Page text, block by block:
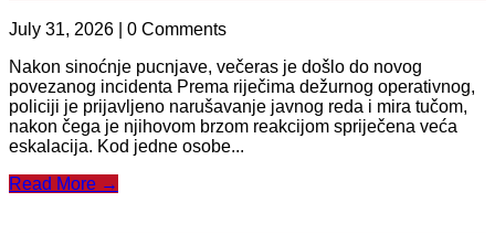
July 31, 2026 | 0 Comments
Nakon sinoćnje pucnjave, večeras je došlo do novog
povezanog incidenta Prema riječima dežurnog operativnog,
policiji je prijavljeno narušavanje javnog reda i mira tučom,
nakon čega je njihovom brzom reakcijom spriječena veća
eskalacija. Kod jedne osobe...
Read More →